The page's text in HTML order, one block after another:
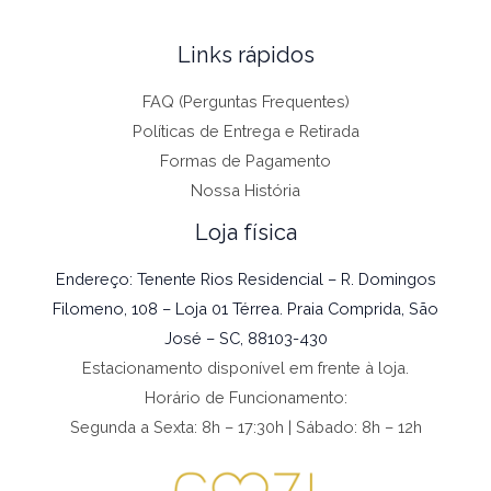
Links rápidos
FAQ (Perguntas Frequentes)
Políticas de Entrega e Retirada
Formas de Pagamento
Nossa História
Loja física
Endereço: Tenente Rios Residencial – R. Domingos
Filomeno, 108 – Loja 01 Térrea. Praia Comprida, São
José – SC, 88103-430
Estacionamento disponível em frente à loja.
Horário de Funcionamento:
Segunda a Sexta: 8h – 17:30h | Sábado: 8h – 12h